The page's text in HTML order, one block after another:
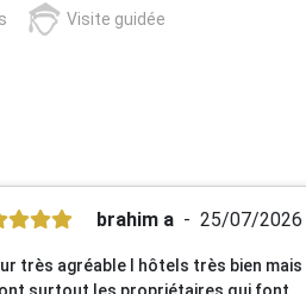
Visite guidée
brahim a 25/07/2026
très agréable l hôtels très bien mais